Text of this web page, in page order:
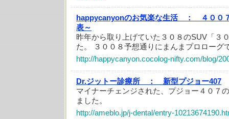
happycanyonのお気楽な生活 ：
４００
表～
昨年から取り上げていた３０８のSUV「３
た。 ３００８予想通りにまんまプロローグ
http://happycanyon.cocolog-nifty.com/blog/
Dr.ジットー診療所 ：
新型プジョー407
マイナーチェンジされた、プジョー４０７
ました。
http://ameblo.jp/j-dental/entry-